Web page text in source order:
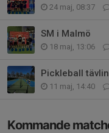
24 maj, 08:37
SM i Malmö
18 maj, 13:06
11 maj, 14:40
Kommande